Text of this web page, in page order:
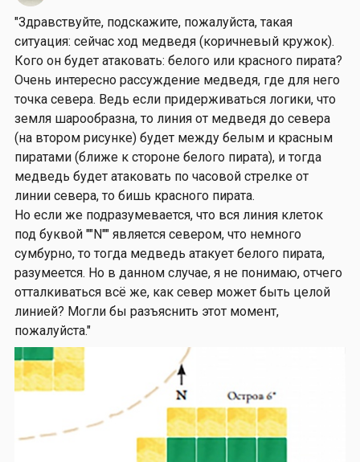
и
я
О
р
л
о
в
а
"Здравствуйте, подскажите, пожалуйста, такая
ситуация: сейчас ход медведя (коричневый кружок).
Кого он будет атаковать: белого или красного пирата?
Очень интересно рассуждение медведя, где для него
точка севера. Ведь если придерживаться логики, что
земля шарообразна, то линия от медведя до севера
(на втором рисунке) будет между белым и красным
пиратами (ближе к стороне белого пирата), и тогда
медведь будет атаковать по часовой стрелке от
линии севера, то бишь красного пирата.
Но если же подразумевается, что вся линия клеток
под буквой ""N"" является севером, что немного
сумбурно, то тогда медведь атакует белого пирата,
разумеется. Но в данном случае, я не понимаю, отчего
отталкиваться всё же, как север может быть целой
линией? Могли бы разъяснить этот момент,
пожалуйста."